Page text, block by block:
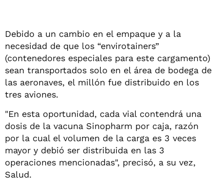
Debido a un cambio en el empaque y a la
necesidad de que los “envirotainers”
(contenedores especiales para este cargamento)
sean transportados solo en el área de bodega de
las aeronaves, el millón fue distribuido en los
tres aviones.
"En esta oportunidad, cada vial contendrá una
dosis de la vacuna Sinopharm por caja, razón
por la cual el volumen de la carga es 3 veces
mayor y debió ser distribuida en las 3
operaciones mencionadas", precisó, a su vez,
Salud.